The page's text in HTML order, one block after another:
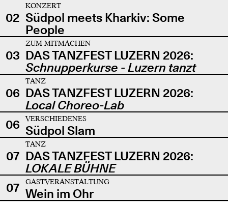
02
KONZERT
Südpol meets Kharkiv: Some
People
03
ZUM MITMACHEN
DAS TANZFEST LUZERN 2026:
Schnupperkurse - Luzern tanzt
06
TANZ
DAS TANZFEST LUZERN 2026:
Local Choreo-Lab
06
VERSCHIEDENES
Südpol Slam
07
TANZ
DAS TANZFEST LUZERN 2026:
LOKALE BÜHNE
07
GASTVERANSTALTUNG
Wein im Ohr